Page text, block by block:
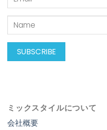
ミックスタイルについて
会社概要